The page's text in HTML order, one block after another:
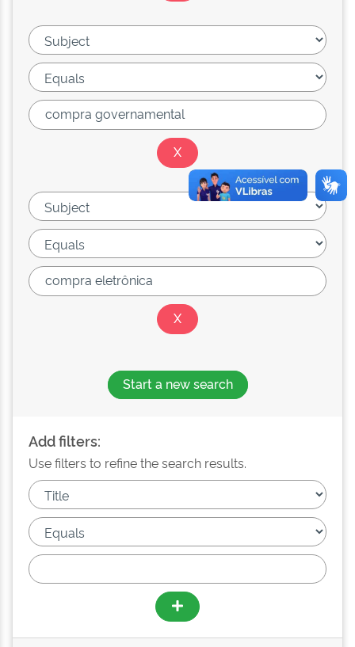
Start a new search
Add filters:
Use filters to refine the search results.